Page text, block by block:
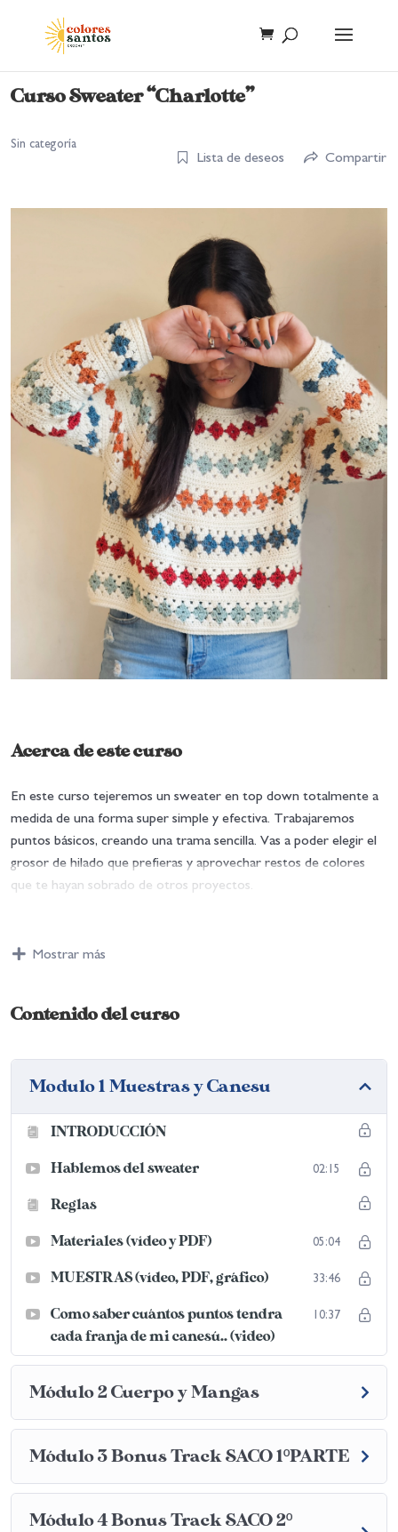
Curso Sweater “Charlotte”
Sin categoría
Lista de deseos Compartir
Acerca de este curso
En este curso tejeremos un sweater en top down totalmente a
medida de una forma super simple y efectiva. Trabajaremos
puntos básicos, creando una trama sencilla. Vas a poder elegir el
grosor de hilado que prefieras y aprovechar restos de colores
que te hayan sobrado de otros proyectos.
La fecha de inicio es el viernes 14/7. Este día a partir de las 19hs
Este curso no es en tiempo real. Podras ver el contenido tantas
Mostrar más
Contenido del curso
Modulo 1 Muestras y Canesu
INTRODUCCIÓN
Hablemos del sweater 02:15
Reglas
Materiales (vídeo y PDF) 05:04
MUESTRAS (vídeo, PDF, gráfico) 33:46
Como saber cuántos puntos tendra
cada franja de mi canesú.. (video)
10:37
Módulo 2 Cuerpo y Mangas
Módulo 3 Bonus Track SACO 1ºPARTE
Módulo 4 Bonus Track SACO 2º